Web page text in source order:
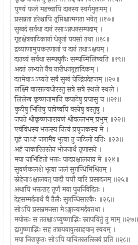
पुण्यं फलं महच्चापि दानस्य स्वर्गमुत्तमम् ।
प्रसन्नता हरेश्चापि तृप्तिश्चात्मगता भवेत् ॥१७॥
सुखदं सर्वथा दानं रसाऽन्नधनसम्पदाम् ।
गृहक्षेत्रवाटिकानां धेनूनां पयसां तथा ॥१८॥
द्रव्याणामुपकरणानां च दानं तथाऽक्षयम् ।
दातव्यं सर्वथा सम्पद्युक्तैः सम्पन्मिलिष्यति ॥१९॥
अदत्तं लभ्यते नैव नारीधनगृहादिकम् ।
दत्तमेवाऽऽप्यते सर्वं सुखं चेन्द्रियदेहजम् ॥२०॥
लक्ष्मि वात्सल्यधीरस्तु सत्रे सत्रे स्थले स्थले ।
लिलेख कृष्णनामानि कपाटेषु प्रपासु च ॥२१॥
कुटीषु भित्तिषु पात्रेष्वपि वस्त्रेषु वस्तुषु ।
जपते श्रीकृष्णनारायणं श्रीवल्लभम् प्रभुम् ॥२२॥
एवंविधस्य भक्तस्य नित्यं प्रपूजकस्य मे ।
गृहं चाऽहं जगामैव भूत्वा तु जटिलो यतिः ॥२३॥
अहं चाकारितस्तेन भोजनार्थं तृणासने ।
मया चाभिहितो भक्तः पादप्रक्षालनाय मे ॥२४॥
सुवर्णकलशे भृत्वा जलं सुगन्धिमिश्रितम् ।
स्नेहेनाऽक्षालयत् पादौ पपौ वारि प्रसादजम् ॥२५॥
अथापि भक्तराट् तूर्णं मया पुनर्निवेदितः ।
देहसम्मर्दनार्थं वै तैलैः सुगन्धिसारकैः ॥२६॥
सोऽपि प्रसन्नमनसा मेऽङ्गान्यमर्दयत्तथा ।
मयोक्तः स ततश्चाऽप्युष्णाद्भिः स्नापयितुं तु माम् ॥२७॥
द्रागुष्णाद्भिः सह तत्राययावुत्साहवान् स्वयम् ।
मया निराकृतः सोऽपि याचितस्तत्स्त्रियं प्रति ॥२८॥